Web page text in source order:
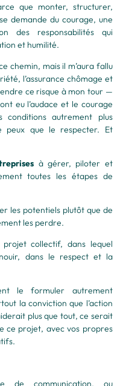
que monter, structurer,
demande du courage, une
des responsabilités qui
et humilité.
chemin, mais il m’aura fallu
l’assurance chômage et
ce risque à mon tour —
eu l’audace et le courage
autrement plus
peux que le respecter. Et
à gérer, piloter et
toutes les étapes de
les potentiels plutôt que de
les perdre.
collectif, dans lequel
dans le respect et la
le formuler autrement
la conviction que l’action
plus que tout, ce serait
ce projet, avec vos propres
de communication, ou